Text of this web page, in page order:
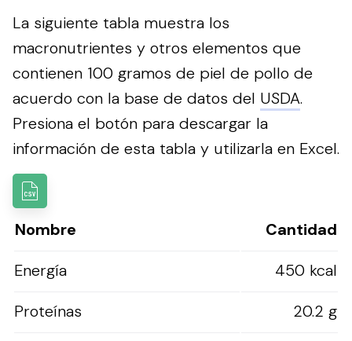
La siguiente tabla muestra los
macronutrientes y otros elementos que
contienen 100 gramos de piel de pollo de
acuerdo con la base de datos del USDA.
Presiona el botón para descargar la
información de esta tabla y utilizarla en Excel.
Nombre
Cantidad
Energía
450 kcal
Proteínas
20.2 g